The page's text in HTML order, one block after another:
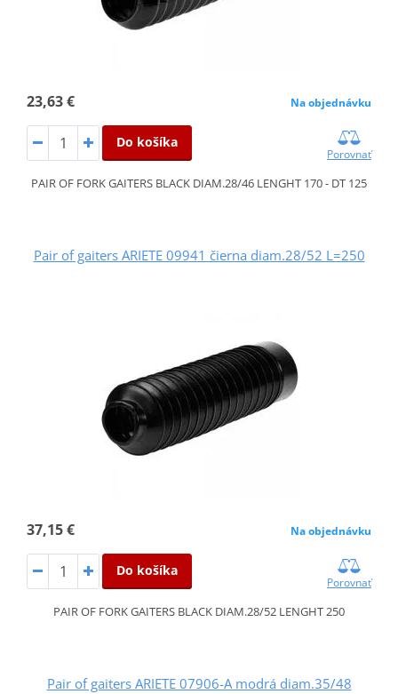
23,63 € Na objednávku
Do košíka
Porovnať
PAIR OF FORK GAITERS BLACK DIAM.28/46 LENGHT 170 - DT 125
Pair of gaiters ARIETE 09941 čierna diam.28/52 L=250
37,15 € Na objednávku
Do košíka
Porovnať
PAIR OF FORK GAITERS BLACK DIAM.28/52 LENGHT 250
Pair of gaiters ARIETE 07906-A modrá diam.35/48